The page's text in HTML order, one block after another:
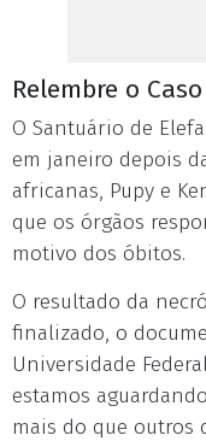
Relembre o Caso
O Santuário de
em janeiro depois
africanas, Pupy e
que os órgãos
motivo dos óbitos.
O resultado da
finalizado, o
Universidade
estamos
mais do que outros